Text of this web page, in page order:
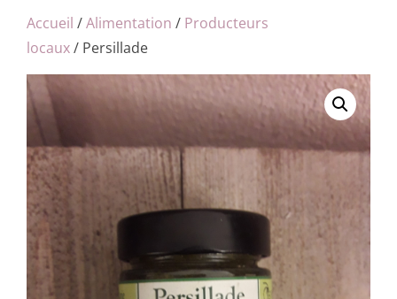
Accueil /Alimentation / Producteurs
locaux/ Persillade